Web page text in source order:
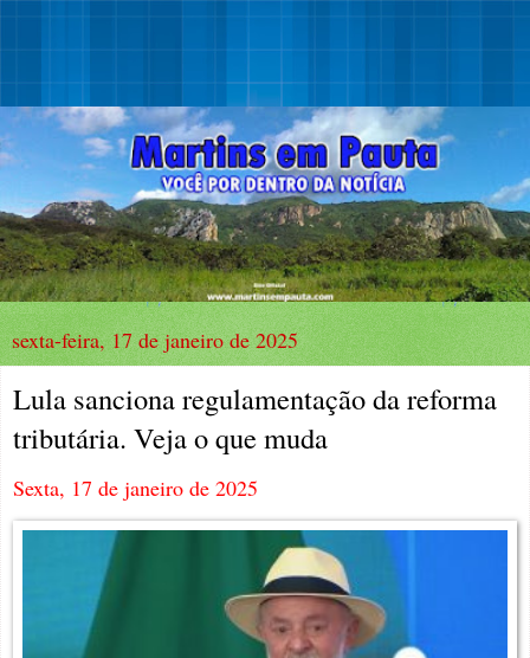
sexta-feira, 17 de janeiro de 2025
Lula sanciona regulamentação da reforma
tributária. Veja o que muda
Sexta, 17 de janeiro de 2025